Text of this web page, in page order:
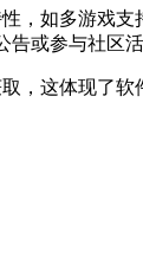
如多游戏
或参与社区
，这体现了